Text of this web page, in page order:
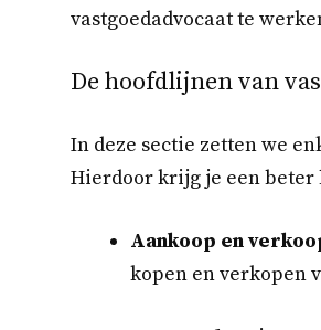
vastgoedadvocaat te
De hoofdlijnen van
In deze sectie zetten we
Hierdoor krijg je een
Aankoop en
kopen en verkopen